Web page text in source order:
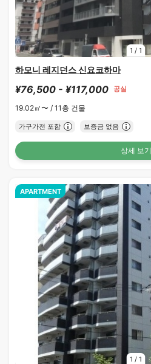
1 / 1
하모니 레지던스 신요코하마
¥76,500 - ¥117,000 공실
19.02㎡〜 / 11층 건물
가구가전 포함 보증금 없음
상세 보기
1 / 1
APARTMENT